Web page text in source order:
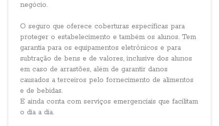
negócio.
O seguro que oferece coberturas específicas para
proteger o estabelecimento e também os alunos. Tem
garantia para os equipamentos eletrônicos e para
subtração de bens e de valores, inclusive dos alunos
em caso de arrastões, além de garantir danos
causados a terceiros pelo fornecimento de alimentos
e de bebidas.
E ainda conta com serviços emergenciais que facilitam
o dia a dia.